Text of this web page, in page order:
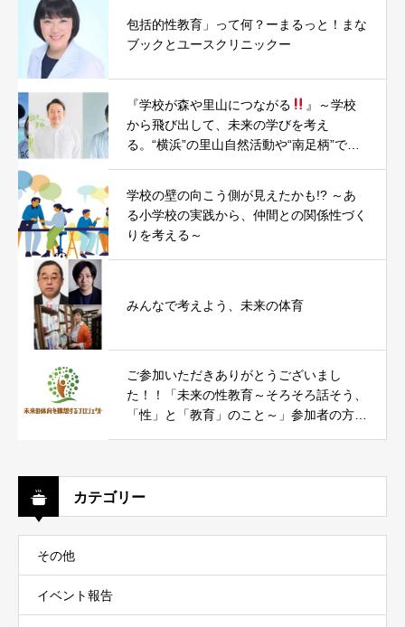
包括的性教育」って何？ーまるっと！まな
ブックとユースクリニックー
『学校が森や里山につながる
』～学校
から飛び出して、未来の学びを考え
る。“横浜”の里山自然活動や“南足柄”での
学校の壁の向こう側が見えたかも!? ～あ
る小学校の実践から、仲間との関係性づく
りを考える～
みんなで考えよう、未来の体育
ご参加いただきありがとうございまし
た！！「未来の性教育～そろそろ話そう、
「性」と「教育」のこと～」参加者の方々
カテゴリー
その他
イベント報告